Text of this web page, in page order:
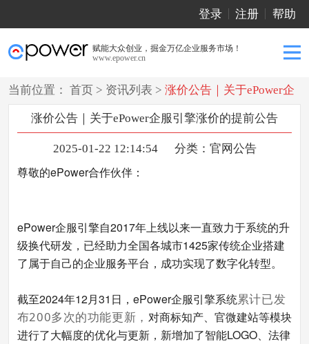
登录 注册 帮助
赋能大众创业，掘金万亿企业服务市场！
www.epower.cn
当前位置： 首页 > 资讯列表 > 涨价公告｜关于ePower企
服引擎涨价的提前公告
涨价公告｜关于ePower企服引擎涨价的提前公告
2025-01-22 12:14:54 分类： 官网公告
尊敬的ePower合作伙伴：
ePower企服引擎自2017年上线以来一直致力于系统的升
级换代研发，已经助力全国各城市1425家传统企业搭建
了属于自己的企业服务平台，成功实现了数字化转型。
截至2024年12月31日 ，ePower企服引擎系统累计已发
布200多次的功能更新， 对商标知产、官微建站等模块
进行了大幅度的优化与更新，新增加了智能LOGO、法律